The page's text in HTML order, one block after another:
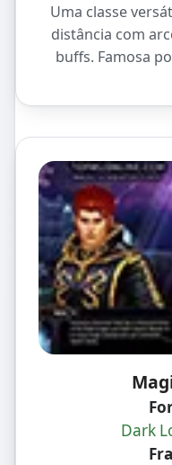
Uma classe
distância com
buffs. Famosa
Dark